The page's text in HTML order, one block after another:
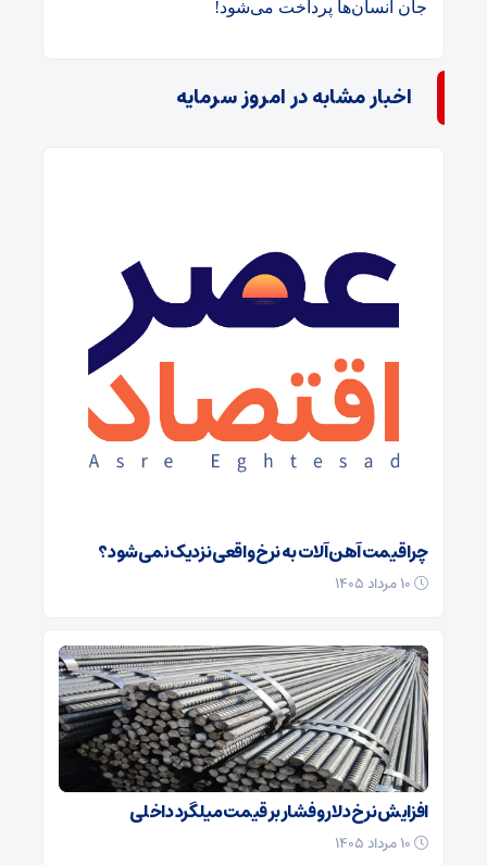
جان انسان‌ها پرداخت می‌شود!
اخبار مشابه در امروز سرمایه
چرا قیمت آهن‌آلات به نرخ واقعی نزدیک نمی‌شود؟
افزایش نرخ دلار و فشار بر قیمت میلگرد داخلی